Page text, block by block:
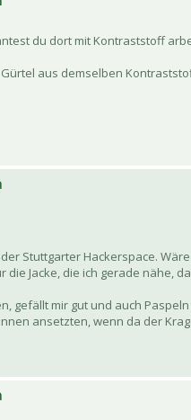
du dort mit Kontraststoff
aus demselben
Stuttgarter Hackerspace.
die Jacke, die ich gerade nähe,
gefällt mir gut und auch
ansetzten, wenn da der